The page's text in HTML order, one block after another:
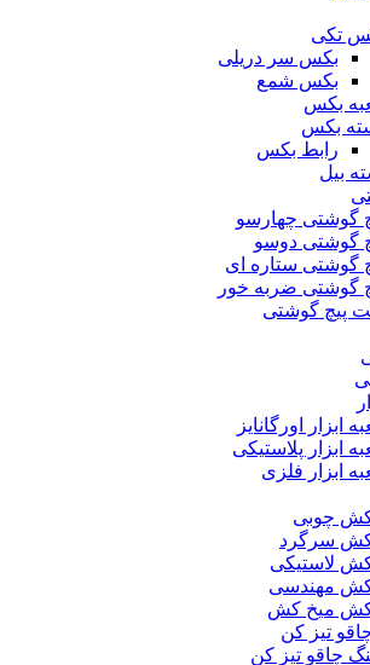
تکی
بکس سر دریلی
بکس شمع
بکس
بکس
رابط بکس
بیل
گوشتی چهارسو
گوشتی دوسو
گوشتی ستاره‌ ای
گوشتی ضربه خور
پیچ گوشتی
ابزار اورگانایز
ابزار پلاستیکی
ابزار فلزی
چوبی
سرگرد
لاستیکی
مهندسی
میخ کش
تیز کن
چاقو تیز کن